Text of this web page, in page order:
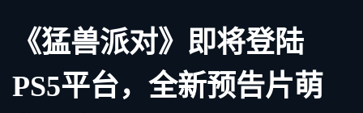
《猛兽派对》即将登陆
PS5平台，全新预告片萌